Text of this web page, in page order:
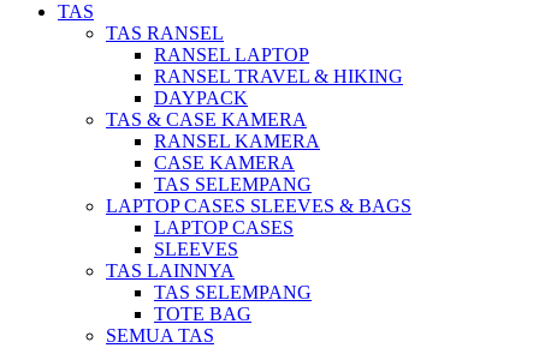
TAS
TAS RANSEL
RANSEL LAPTOP
RANSEL TRAVEL & HIKING
DAYPACK
TAS & CASE KAMERA
RANSEL KAMERA
CASE KAMERA
TAS SELEMPANG
LAPTOP CASES SLEEVES & BAGS
LAPTOP CASES
SLEEVES
TAS LAINNYA
TAS SELEMPANG
TOTE BAG
SEMUA TAS